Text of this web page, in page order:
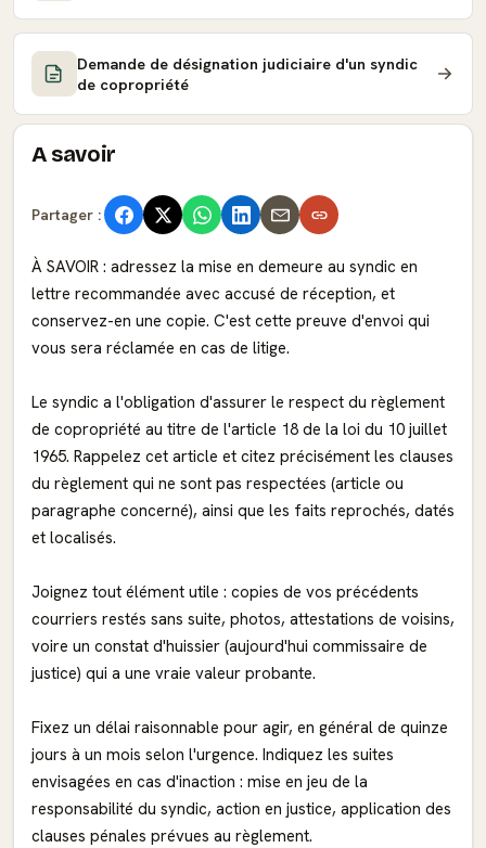
Demande de désignation judiciaire d'un syndic
de copropriété
A savoir
Partager :
À SAVOIR : adressez la mise en demeure au syndic en
lettre recommandée avec accusé de réception, et
conservez-en une copie. C'est cette preuve d'envoi qui
vous sera réclamée en cas de litige.
Le syndic a l'obligation d'assurer le respect du règlement
de copropriété au titre de l'article 18 de la loi du 10 juillet
1965. Rappelez cet article et citez précisément les clauses
du règlement qui ne sont pas respectées (article ou
paragraphe concerné), ainsi que les faits reprochés, datés
et localisés.
Joignez tout élément utile : copies de vos précédents
courriers restés sans suite, photos, attestations de voisins,
voire un constat d'huissier (aujourd'hui commissaire de
justice) qui a une vraie valeur probante.
Fixez un délai raisonnable pour agir, en général de quinze
jours à un mois selon l'urgence. Indiquez les suites
envisagées en cas d'inaction : mise en jeu de la
responsabilité du syndic, action en justice, application des
clauses pénales prévues au règlement.